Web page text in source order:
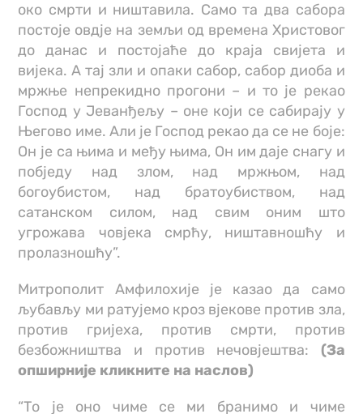
око смрти и ништавила. Само та два сабора
постоје овдје на земљи од времена Христовог
до данас и постојаће до краја свијета и
вијека. А тај зли и опаки сабор, сабор диоба и
мржње непрекидно прогони – и то је рекао
Господ у Јеванђељу – оне који се сабирају у
Његово име. Али је Господ рекао да се не боје:
Он је са њима и међу њима, Он им даје снагу и
побједу над злом, над мржњом, над
богоубистом, над братоубиством, над
сатанском силом, над свим оним што
угрожава човјека смрћу, ништавношћу и
пролазношћу”.
Митрополит Амфилохије је казао да само
љубављу ми ратујемо кроз вјекове против зла,
против гријеха, против смрти, против
безбожништва и против нечовјештва: (За
опширније кликните на наслов)
“То је оно чиме се ми бранимо и чиме